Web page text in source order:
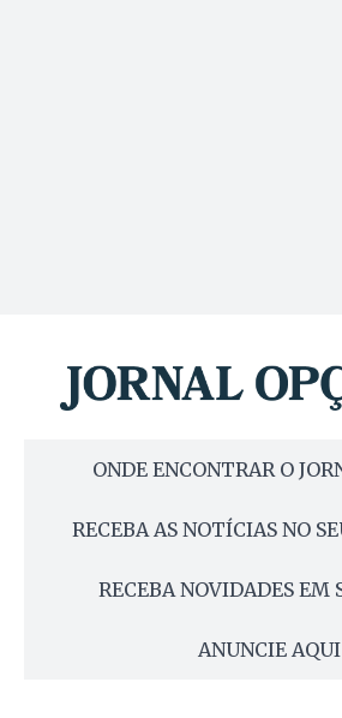
ONDE ENCONTRAR O
RECEBA AS NOTÍCIAS NO
RECEBA NOVIDADES EM
ANUNCIE AQUI